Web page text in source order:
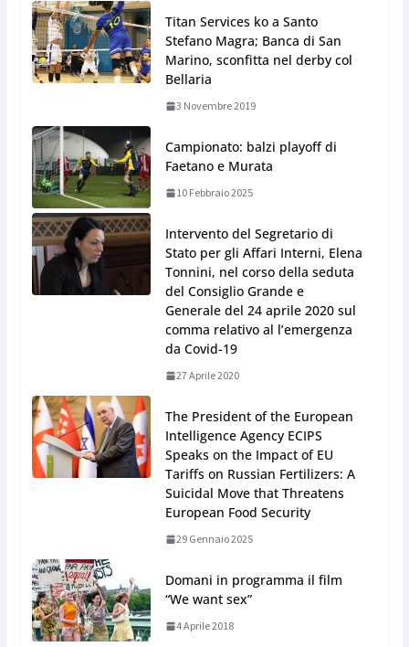
Titan Services ko a Santo
Stefano Magra; Banca di San
Marino, sconfitta nel derby col
Bellaria
3 Novembre 2019
Campionato: balzi playoff di
Faetano e Murata
10 Febbraio 2025
Intervento del Segretario di
Stato per gli Affari Interni, Elena
Tonnini, nel corso della seduta
del Consiglio Grande e
Generale del 24 aprile 2020 sul
comma relativo al l’emergenza
da Covid-19
27 Aprile 2020
The President of the European
Intelligence Agency ECIPS
Speaks on the Impact of EU
Tariffs on Russian Fertilizers: A
Suicidal Move that Threatens
European Food Security
29 Gennaio 2025
Domani in programma il film
“We want sex”
4 Aprile 2018